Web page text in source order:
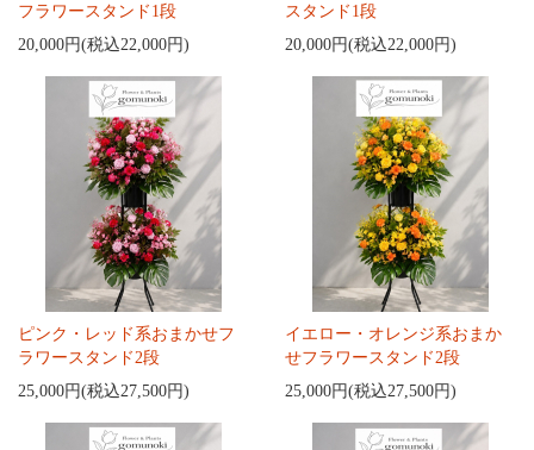
フラワースタンド1段
20,000円(税込22,000円)
スタンド1段
20,000円(税込22,000円)
ピンク・レッド系おまかせフ
ラワースタンド2段
25,000円(税込27,500円)
イエロー・オレンジ系おまか
せフラワースタンド2段
25,000円(税込27,500円)